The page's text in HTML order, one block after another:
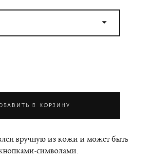
В КОРЗИНУ
вручную из кожи и может быть
символами.